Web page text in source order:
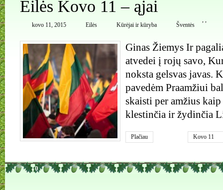
Eilės Kovo 11 – ąjai
kovo 11, 2015 Eilės
,
Kūrėjai ir kūryba
,
Šventės
Ginas Žiemys Ir
atvedei į rojų savo,
noksta gelsvas javas.
pavedėm Praamžiui
skaisti per amžius
klestinčia ir žydinčia
Plačiau Kovo 11
0